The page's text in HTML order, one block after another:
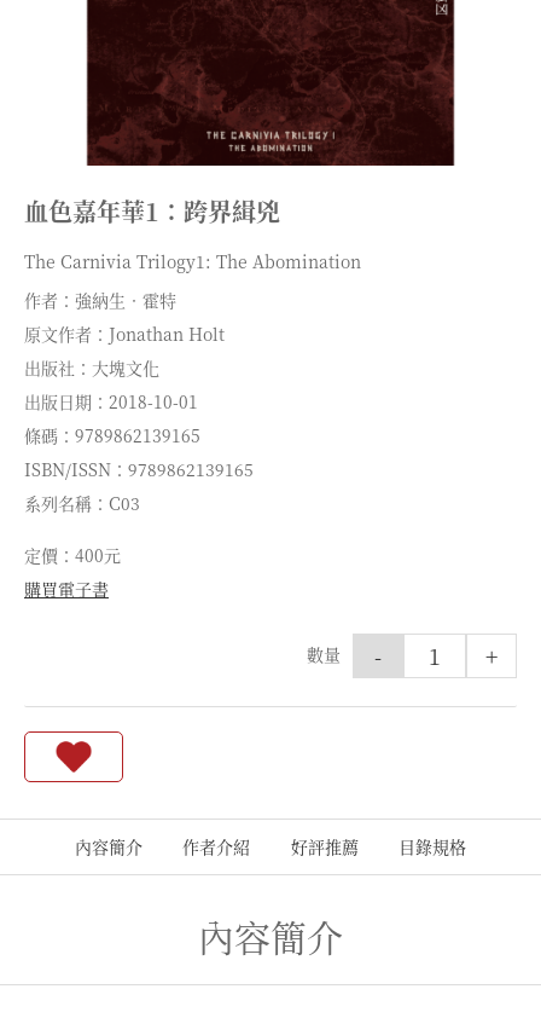
血色嘉年華1：跨界緝兇
The Carnivia Trilogy1: The Abomination
作者：強納生．霍特
原文作者：Jonathan Holt
出版社：大塊文化
出版日期：2018-10-01
條碼：9789862139165
ISBN/ISSN：9789862139165
系列名稱：C03
定價：400元
購買電子書
數量 +
-
內容簡介 作者介紹 好評推薦 目錄規格
內容簡介